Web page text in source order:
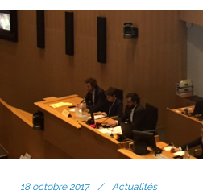
18 octobre 2017 / Actualités